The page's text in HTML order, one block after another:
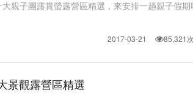
親子團露賞螢露營區精選，來安排一趟親子假期
2017-03-21 85,321
景觀露營區精選